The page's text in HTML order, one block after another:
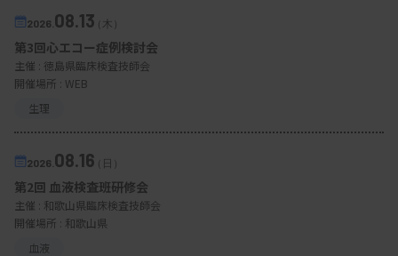
2026. 08.13（木）
第3回心エコー症例検討会
主催 : 徳島県臨床検査技師会
開催場所 : WEB
生理
2026. 08.16（日）
第2回 血液検査班研修会
主催 : 和歌山県臨床検査技師会
開催場所 : 和歌山県
血液